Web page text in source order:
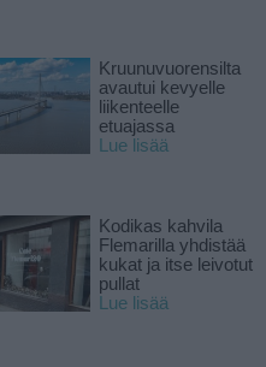
Kruunuvuorensilta
avautui kevyelle
liikenteelle
etuajassa
Lue lisää
Kodikas kahvila
Flemarilla yhdistää
kukat ja itse leivotut
pullat
Lue lisää